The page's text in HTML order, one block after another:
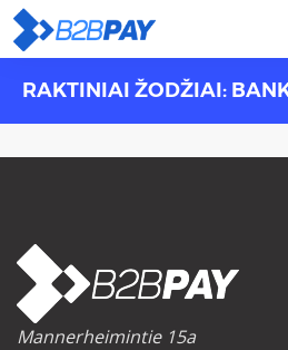
TIETOARATKAISUT VIRTUAALIPANKKI
RAKTINIAI ŽODŽIAI:
Mannerheimintie 15a